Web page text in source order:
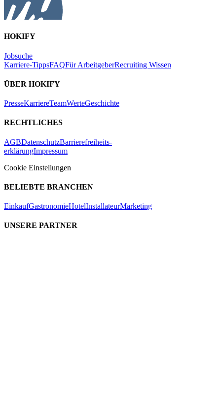
HOKIFY
Jobsuche
Karriere-TippsFAQFür ArbeitgeberRecruiting Wissen
ÜBER HOKIFY
PresseKarriereTeamWerteGeschichte
RECHTLICHES
AGBDatenschutzBarrierefreiheits-
erklärungImpressum
Cookie Einstellungen
BELIEBTE BRANCHEN
EinkaufGastronomieHotelInstallateurMarketing
UNSERE PARTNER